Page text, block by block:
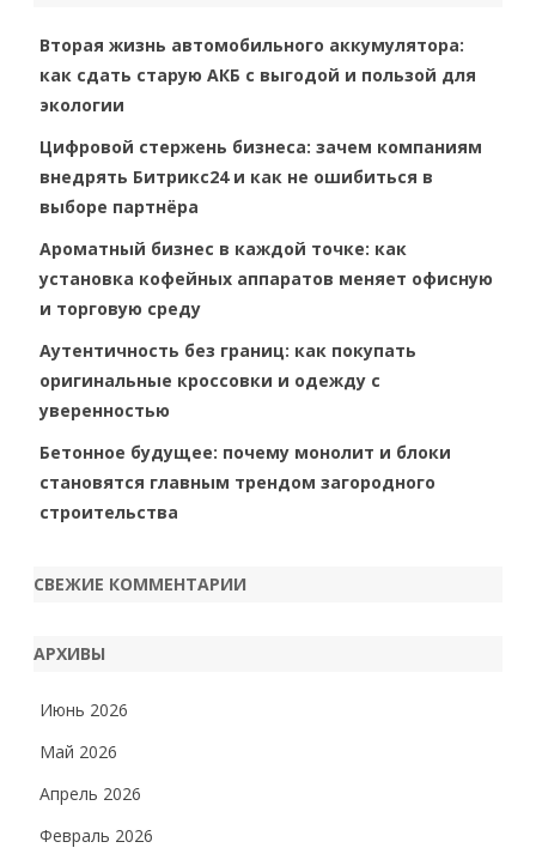
hВторая жизнь автомобильного аккумулятора:
как сдать старую АКБ с выгодой и пользой для
экологии
Цифровой стержень бизнеса: зачем компаниям
внедрять Битрикс24 и как не ошибиться в
выборе партнёра
Ароматный бизнес в каждой точке: как
установка кофейных аппаратов меняет офисную
и торговую среду
Аутентичность без границ: как покупать
оригинальные кроссовки и одежду с
уверенностью
Бетонное будущее: почему монолит и блоки
становятся главным трендом загородного
строительства
СВЕЖИЕ КОММЕНТАРИИ
АРХИВЫ
Июнь 2026
Май 2026
Апрель 2026
Февраль 2026